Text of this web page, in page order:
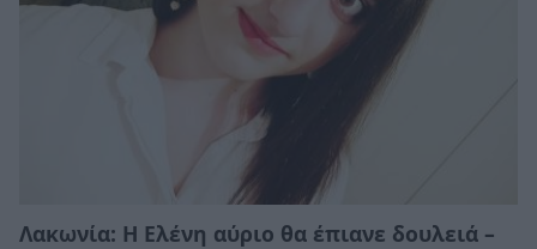
Λακωνία: Η Ελένη αύριο θα έπιανε δουλειά –